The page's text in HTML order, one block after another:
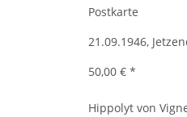
Postkarte
21.09.1946,
50,00 €*
Hippolyt von